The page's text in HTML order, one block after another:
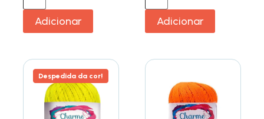
Adicionar Adicionar
Despedida da cor!